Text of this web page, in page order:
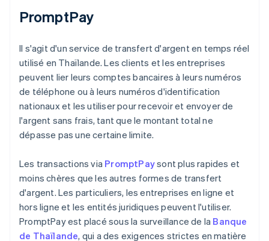
PromptPay
Il s'agit d'un service de transfert d'argent en temps réel
utilisé en Thaïlande. Les clients et les entreprises
peuvent lier leurs comptes bancaires à leurs numéros
de téléphone ou à leurs numéros d'identification
nationaux et les utiliser pour recevoir et envoyer de
l'argent sans frais, tant que le montant total ne
dépasse pas une certaine limite.
Les transactions via PromptPaysont plus rapides et
moins chères que les autres formes de transfert
d'argent. Les particuliers, les entreprises en ligne et
hors ligne et les entités juridiques peuvent l'utiliser.
PromptPay est placé sous la surveillance de la Banque
de Thaïlande, qui a des exigences strictes en matière